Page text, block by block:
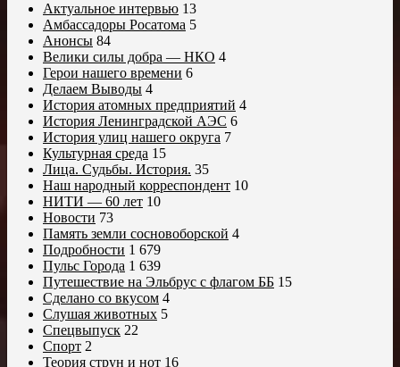
Актуальное интервью 13
Амбассадоры Росатома 5
Анонсы 84
Велики силы добра — НКО 4
Герои нашего времени 6
Делаем Выводы 4
История атомных предприятий 4
История Ленинградской АЭС 6
История улиц нашего округа 7
Культурная среда 15
Лица. Судьбы. История. 35
Наш народный корреспондент 10
НИТИ — 60 лет 10
Новости 73
Память земли сосновоборской 4
Подробности 1 679
Пульс Города 1 639
Путешествие на Эльбрус с флагом ББ 15
Сделано со вкусом 4
Слушая животных 5
Спецвыпуск 22
Спорт 2
Теория струн и нот 16